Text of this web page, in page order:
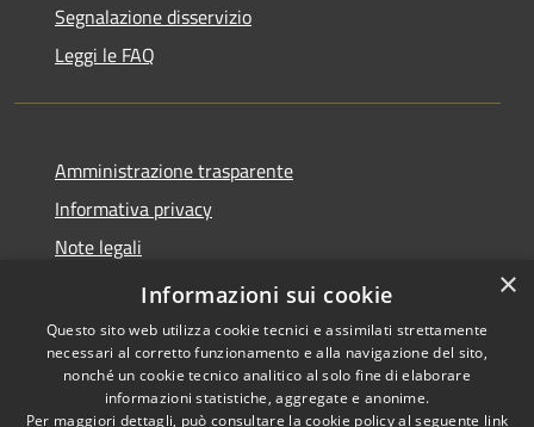
Segnalazione disservizio
Leggi le FAQ
Amministrazione trasparente
Informativa privacy
Note legali
Dichiarazione di accessibilità
Copyright © 2026 • Comune di
×
Informazioni sui cookie
Questo sito web utilizza cookie tecnici e assimilati strettamente
necessari al corretto funzionamento e alla navigazione del sito,
nonché un cookie tecnico analitico al solo fine di elaborare
informazioni statistiche, aggregate e anonime.
Per maggiori dettagli, può consultare la cookie policy al seguente link